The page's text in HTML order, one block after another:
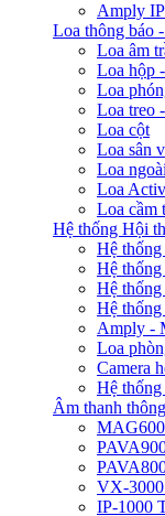
Amply
Loa thông báo
Loa âm
Loa hộp
Loa
Loa treo
Loa cột
Loa sân
Loa
Loa
Loa cầm
Hệ thống Hội
Hệ
Hệ
Hệ thống
Hệ
Amply -
Loa
Camera
Hệ
Âm thanh
VX-
IP-1000